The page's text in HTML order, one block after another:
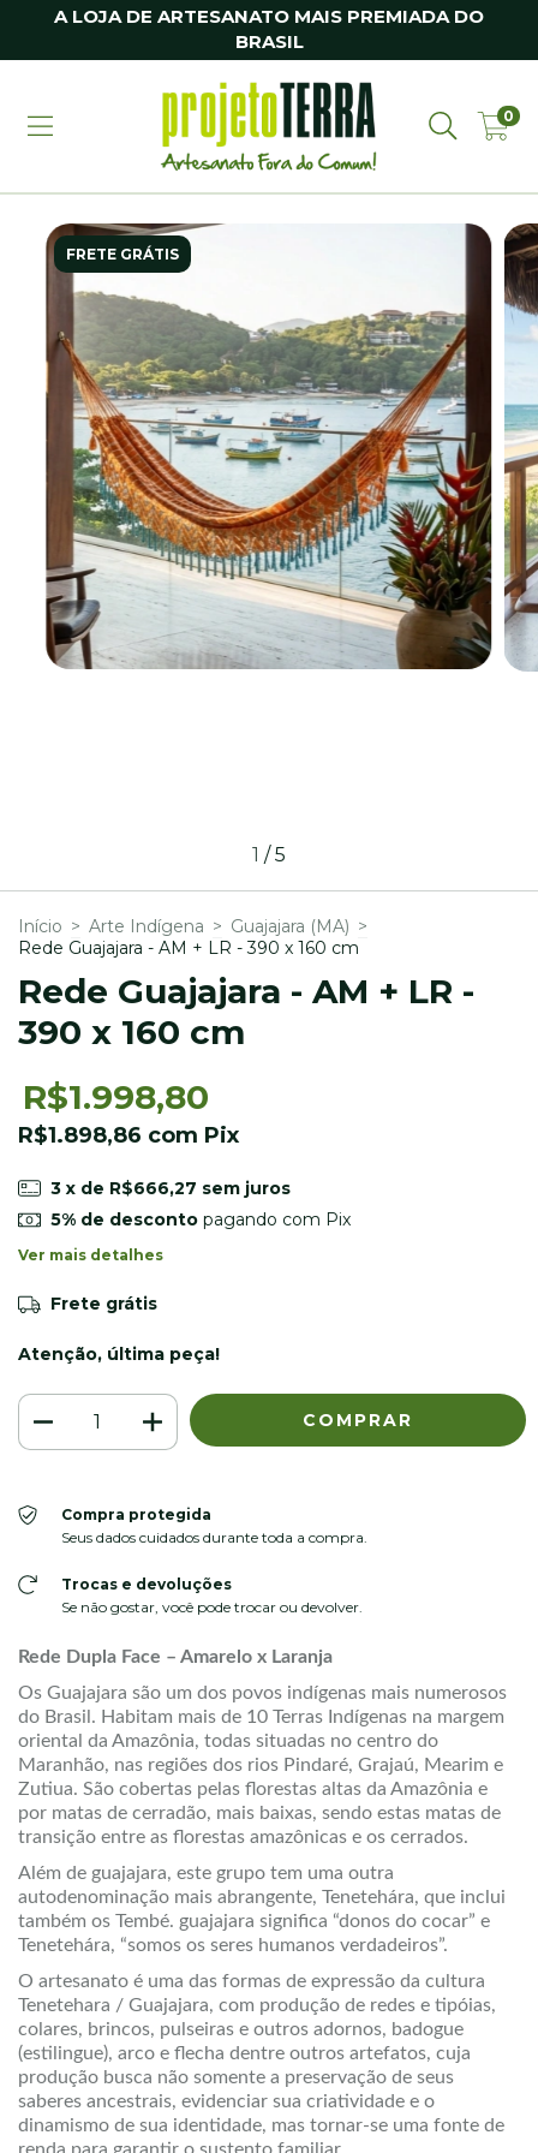
A LOJA DE ARTESANATO MAIS PREMIADA DO
BRASIL
0
FRETE GRÁTIS
1 /5
Início > Arte Indígena > Guajajara (MA) >
Rede Guajajara - AM + LR - 390 x 160 cm
Rede Guajajara - AM + LR -
390 x 160 cm
R$1.998,80
R$1.898,86 com Pix
3 x de R$666,27 sem juros
5% de descontopagando com Pix
Ver mais detalhes
Frete grátis
Atenção, última peça!
Compra protegida
Seus dados cuidados durante toda a compra.
Trocas e devoluções
Se não gostar, você pode trocar ou devolver.
Rede Dupla Face – Amarelo x Laranja
Os Guajajara são um dos povos indígenas mais numerosos
do Brasil. Habitam mais de 10 Terras Indígenas na margem
oriental da Amazônia, todas situadas no centro do
Maranhão, nas regiões dos rios Pindaré, Grajaú, Mearim e
Zutiua. São cobertas pelas florestas altas da Amazônia e
por matas de cerradão, mais baixas, sendo estas matas de
transição entre as florestas amazônicas e os cerrados.
Além de guajajara, este grupo tem uma outra
autodenominação mais abrangente, Tenetehára, que inclui
também os Tembé. guajajara significa “donos do cocar” e
Tenetehára, “somos os seres humanos verdadeiros”.
O artesanato é uma das formas de expressão da cultura
Tenetehara / Guajajara, com produção de redes e tipóias,
colares, brincos, pulseiras e outros adornos, badogue
(estilingue), arco e flecha dentre outros artefatos, cuja
produção busca não somente a preservação de seus
saberes ancestrais, evidenciar sua criatividade e o
dinamismo de sua identidade, mas tornar-se uma fonte de